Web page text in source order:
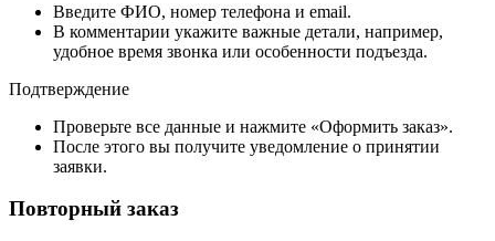
Введите ФИО, номер телефона и email.
В комментарии укажите важные детали, например,
удобное время звонка или особенности подъезда.
Подтверждение
Проверьте все данные и нажмите «Оформить заказ».
После этого вы получите уведомление о принятии
заявки.
Повторный заказ